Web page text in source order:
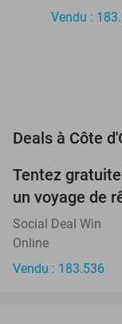
Vendu :
Deals à Côte
Tentez
un voyage de
Social Deal Win
Online
Vendu : 183.536